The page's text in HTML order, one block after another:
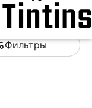
Фильтры
Аккаунт